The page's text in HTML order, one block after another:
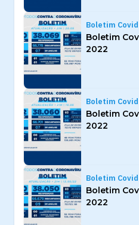
Boletim Covid
Boletim
2022
Boletim Covid
Boletim
2022
Boletim Covid
Boletim
2022